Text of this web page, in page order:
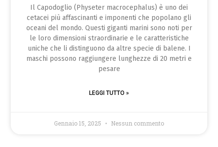
Il Capodoglio (Physeter macrocephalus) è uno dei
cetacei più affascinanti e imponenti che popolano gli
oceani del mondo. Questi giganti marini sono noti per
le loro dimensioni straordinarie e le caratteristiche
uniche che li distinguono da altre specie di balene. I
maschi possono raggiungere lunghezze di 20 metri e
pesare
LEGGI TUTTO »
Gennaio 15, 2025 Nessun commento